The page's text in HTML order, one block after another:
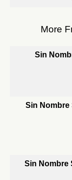
More
Sin
Sin Nombre
Sin Nombre